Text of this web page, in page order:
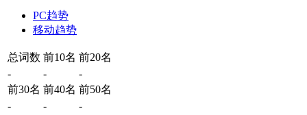
PC趋势
移动趋势
总词数 前10名 前20名
-
-
-
前30名 前40名 前50名
-
-
-